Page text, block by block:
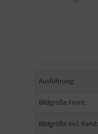
Ausführung:
Bildgröße Front:
Bildgröße incl. Rand: